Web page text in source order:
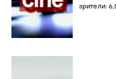
зрители: 6